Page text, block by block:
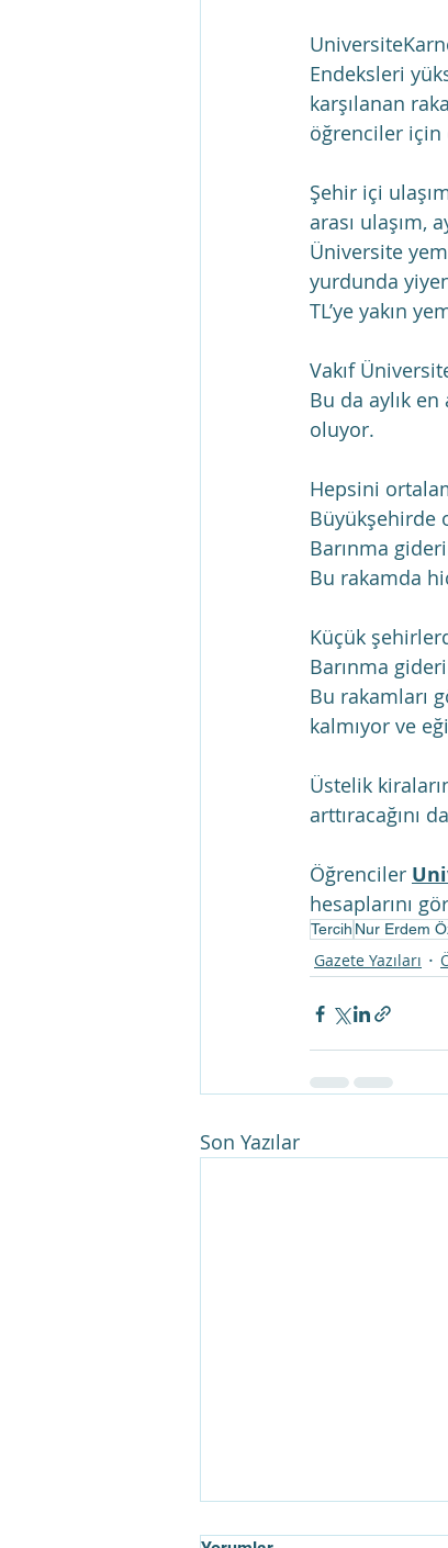
Endeksleri
karşılanan
öğrenciler için
Şehir içi
arası ulaşım,
Üniversite
yurdunda
TL’ye yakın
Vakıf
Bu da aylık
oluyor.
Hepsini
Büyükşehirde
Barınma
Bu rakamda
Küçük
Barınma
Bu rakamları
kalmıyor ve
Üstelik
arttıracağını
Öğrenciler
hesaplarını
Tercih Nur Erdem
Gazete Yazıları
Son Yazılar